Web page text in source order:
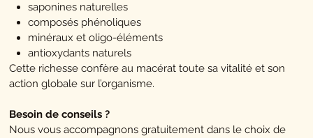
saponines naturelles
composés phénoliques
minéraux et oligo-éléments
antioxydants naturels
Cette richesse confère au macérat toute sa vitalité et son
action globale sur l’organisme.
Besoin de conseils ?
Nous vous accompagnons gratuitement dans le choix de